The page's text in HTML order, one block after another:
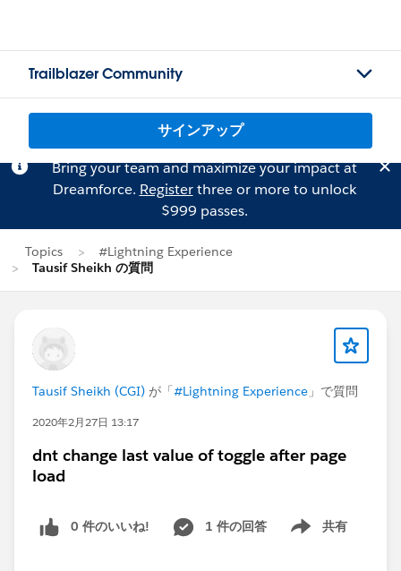
Trailblazer Community
サインアップ
Bring your team and maximize your impact at
Dreamforce. Registerthree or more to unlock
$999 passes.
Topics
#Lightning Experience
Tausif Sheikh の質問
Tausif Sheikh (CGI) が「#Lightning Experience 」で質問
2020年2月27日 13:17
dnt change last value of toggle after page
load
0 件のいいね! 1 件の回答 共有
Show menu